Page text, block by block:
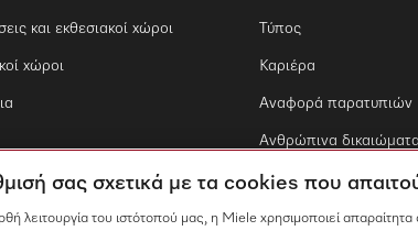
και εκθεσιακοί χώροι
χώροι
Τύπος
Καριέρα
Αναφορά παρατυπιών
Ανθρώπινα δικαιώματα
σας σχετικά με τα cookies που
λειτουργία του ιστότοπού μας, η Miele χρησιμοποιεί